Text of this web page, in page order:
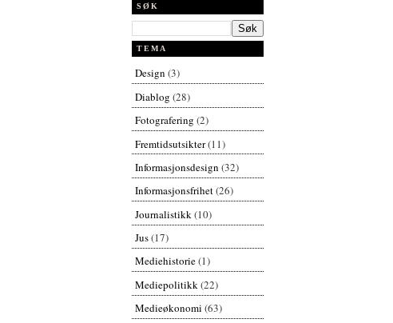
SØK
TEMA
Design (3)
Diablog (28)
Fotografering (2)
Fremtidsutsikter(11)
Informasjonsdesign (32)
Informasjonsfrihet(26)
Journalistikk(10)
Jus(17)
Mediehistorie(1)
Mediepolitikk(22)
Medieøkonomi (63)